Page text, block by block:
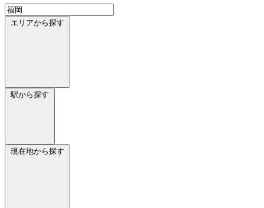
エリアから探す
駅から探す
現在地から探す